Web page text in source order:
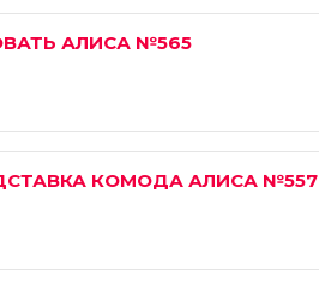
АЛИСА №565
КОМОДА АЛИСА №557